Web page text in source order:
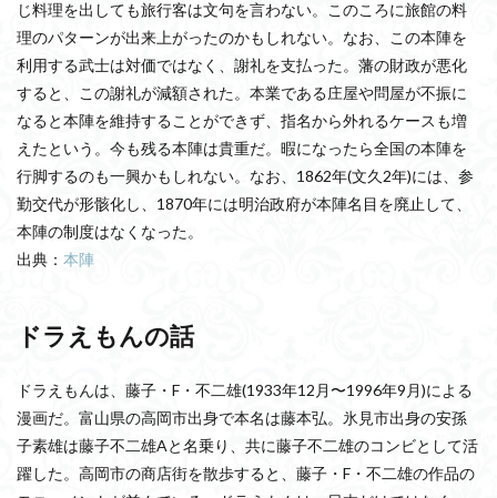
じ料理を出しても旅行客は文句を言わない。このころに旅館の料
理のパターンが出来上がったのかもしれない。なお、この本陣を
利用する武士は対価ではなく、謝礼を支払った。藩の財政が悪化
すると、この謝礼が減額された。本業である庄屋や問屋が不振に
なると本陣を維持することができず、指名から外れるケースも増
えたという。今も残る本陣は貴重だ。暇になったら全国の本陣を
行脚するのも一興かもしれない。なお、1862年(文久2年)には、参
勤交代が形骸化し、1870年には明治政府が本陣名目を廃止して、
本陣の制度はなくなった。
出典： 本陣
ドラえもんの話
ドラえもんは、藤子・F・不二雄(1933年12月〜1996年9月)による
漫画だ。富山県の高岡市出身で本名は藤本弘。氷見市出身の安孫
子素雄は藤子不二雄Aと名乗り、共に藤子不二雄のコンビとして活
躍した。高岡市の商店街を散歩すると、藤子・F・不二雄の作品の